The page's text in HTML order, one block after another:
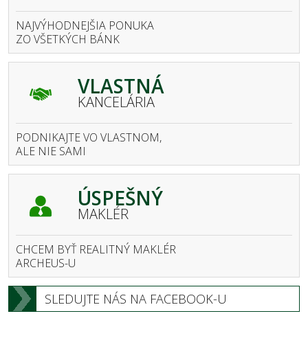
NAJVÝHODNEJŠIA PONUKA
ZO VŠETKÝCH BÁNK
VLASTNÁ
KANCELÁRIA
PODNIKAJTE VO VLASTNOM,
ALE NIE SAMI
ÚSPEŠNÝ
MAKLÉR
CHCEM BYŤ REALITNÝ MAKLÉR
ARCHEUS-U
SLEDUJTE NÁS NA FACEBOOK-U